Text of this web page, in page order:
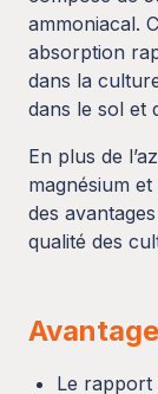
ammoniacal.
absorption
dans la
dans le sol et
En plus de
magnésium
des
qualité des
Le rapport